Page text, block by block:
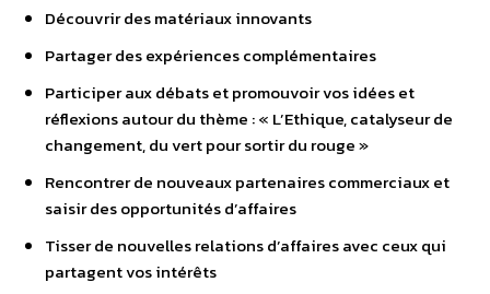
Découvrir des matériaux innovants
Partager des expériences complémentaires
Participer aux débats et promouvoir vos idées et
réflexions autour du thème : « L’Ethique, catalyseur de
changement, du vert pour sortir du rouge »
Rencontrer de nouveaux partenaires commerciaux et
saisir des opportunités d’affaires
Tisser de nouvelles relations d’affaires avec ceux qui
partagent vos intérêts